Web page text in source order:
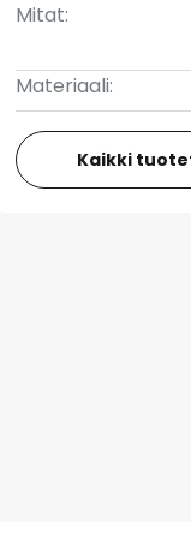
Mitat:
Materiaali:
Kaikki